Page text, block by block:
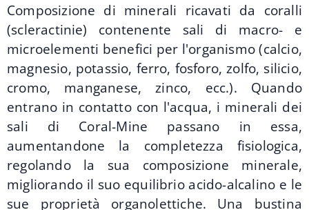
Composizione di minerali ricavati da coralli
(scleractinie) contenente sali di macro- e
microelementi benefici per l'organismo (calcio,
magnesio, potassio, ferro, fosforo, zolfo, silicio,
cromo, manganese, zinco, ecc.). Quando
entrano in contatto con l'acqua, i minerali dei
sali di Coral-Mine passano in essa,
aumentandone la completezza fisiologica,
regolando la sua composizione minerale,
migliorando il suo equilibrio acido-alcalino e le
sue proprietà organolettiche. Una bustina